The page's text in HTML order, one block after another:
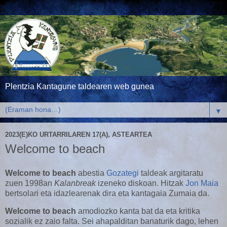
Plentzia Kantagune taldearen web gunea
▼
2023(E)KO URTARRILAREN 17(A), ASTEARTEA
Welcome to beach
Welcome to beach abestia Gozategi taldeak argitaratu
zuen 1998an Kalanbreakizeneko diskoan. Hitzak Jon Maia
bertsolari eta idazlearenak dira eta kantagaia Zumaia da.
Welcome to beach amodiozko kanta bat da eta kritika
sozialik ez zaio falta. Sei ahapalditan banaturik dago, lehen